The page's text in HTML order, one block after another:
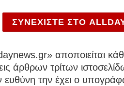
ΣΥΝΕΧΙΣΤΕ ΣΤΟ
αποποιείται
άρθρων τρίτων
ευθύνη την έχει ο